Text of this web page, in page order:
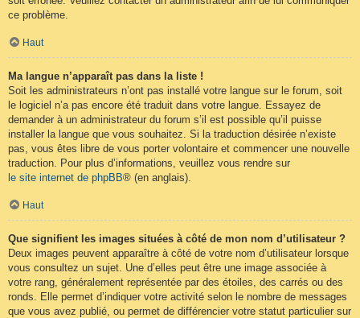
ce problème.
Haut
Ma langue n’apparaît pas dans la liste !
Soit les administrateurs n’ont pas installé votre langue sur le forum, soit
le logiciel n’a pas encore été traduit dans votre langue. Essayez de
demander à un administrateur du forum s’il est possible qu’il puisse
installer la langue que vous souhaitez. Si la traduction désirée n’existe
pas, vous êtes libre de vous porter volontaire et commencer une nouvelle
traduction. Pour plus d’informations, veuillez vous rendre sur
le site internet de phpBB® (en anglais).
Haut
Que signifient les images situées à côté de mon nom d’utilisateur ?
Deux images peuvent apparaître à côté de votre nom d’utilisateur lorsque
vous consultez un sujet. Une d’elles peut être une image associée à
votre rang, généralement représentée par des étoiles, des carrés ou des
ronds. Elle permet d’indiquer votre activité selon le nombre de messages
que vous avez publié, ou permet de différencier votre statut particulier sur